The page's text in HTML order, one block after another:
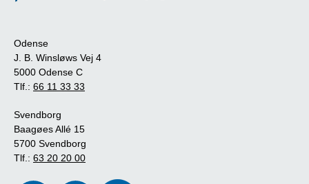
Odense
J. B. Winsløws Vej 4
5000 Odense C
Tlf.: 66 11 33 33
Svendborg
Baagøes Allé 15
5700 Svendborg
Tlf.: 63 20 20 00